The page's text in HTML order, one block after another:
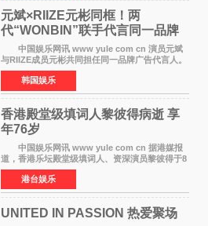
元斌×RIIZE元彬同框！两
代“WONBIN”联手代言同一品牌
颜值天花板合体
中国娱乐网讯 www yule com cn 演员元斌
与RIIZE成员元彬共同担任同一品牌广告代言人。
6日据独家报道，继演员元斌之后，RIIZE元彬最
近也被选为某在线中介平台A公司的共同广告代言
人，两人将作
韩国娱乐
香港殿堂级填词人黎彼得病逝 享
年76岁​
中国娱乐网讯 www yule com cn 据港媒报
道，香港乐坛殿堂级填词人、资深演员黎彼得于8
月5日上午因病离世，终年76岁。好友钟志光透
露，黎彼得今年3月中风后便卧床休养，身体机能
持续衰退，最
港台娱乐
UNITED IN PASSION 热爱聚场